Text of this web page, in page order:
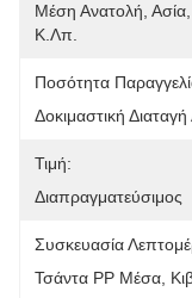
Μέση Ανατολή,
Κ.λπ.
Ποσότητα
Δοκιμαστική
Τιμή:
Διαπραγματεύσιμος
Συσκευασία
Τσάντα PP Μέσα,